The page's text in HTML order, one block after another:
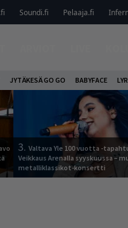
Soundi.fi Pelaaja.fi
JYTÄKESÄ GO GO BABYFACE
3. Valtava Yle 100 vuotta -
Veikkaus Arenalla syyskuussa –
metalliklassikot-konsertti